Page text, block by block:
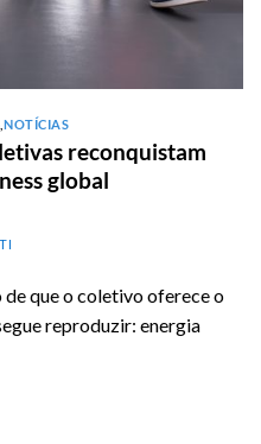
NOTÍCIAS
reconquistam
global
que o coletivo oferece o
reproduzir: energia